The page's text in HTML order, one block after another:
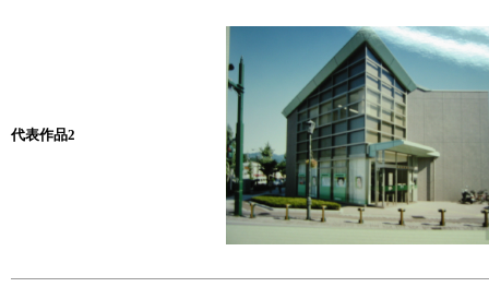
代表作品2